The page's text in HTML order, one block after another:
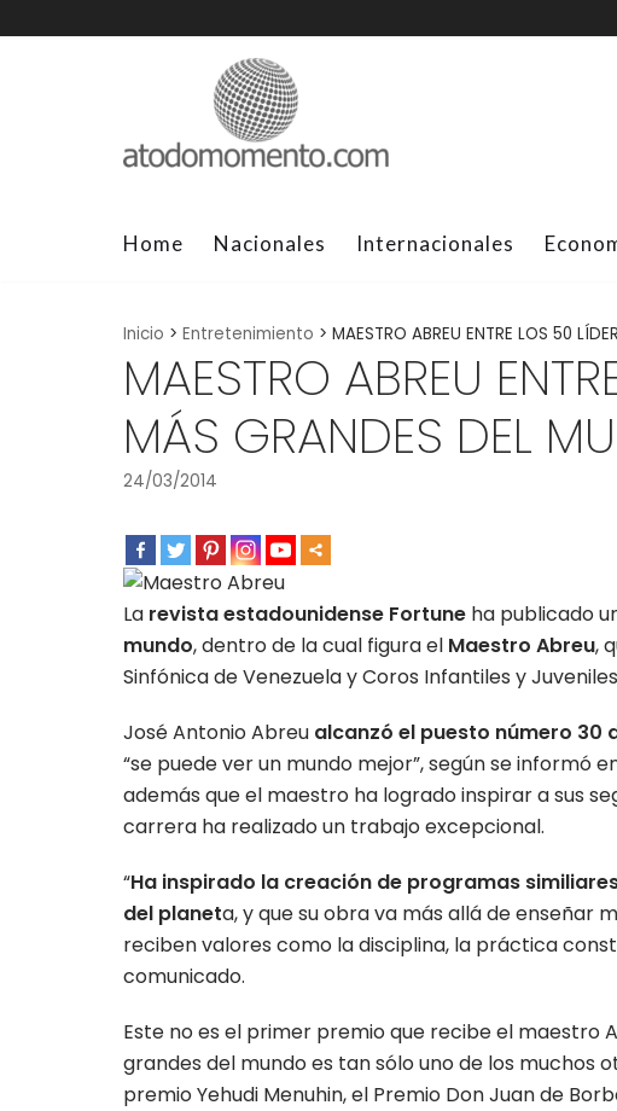
Home Nacionales Internacionales
Inicio > Entretenimiento > MAESTRO ABREU ENTRE LOS 50
MAESTRO ABREU
MÁS GRANDES DEL
24/03/2014
La revista estadounidense Fortune ha publicado
mundo, dentro de la cual figura el Maestro Abreu,
Sinfónica de Venezuela y Coros Infantiles y
José Antonio Abreu alcanzó el puesto número 30
“se puede ver un mundo mejor”, según se informó
además que el maestro ha logrado inspirar a sus
carrera ha realizado un trabajo excepcional.
“Ha inspirado la creación de programas
del planeta, y que su obra va más allá de enseñar
reciben valores como la disciplina, la práctica
comunicado.
Este no es el primer premio que recibe el maestro
grandes del mundo es tan sólo uno de los muchos
premio Yehudi Menuhin, el Premio Don Juan de